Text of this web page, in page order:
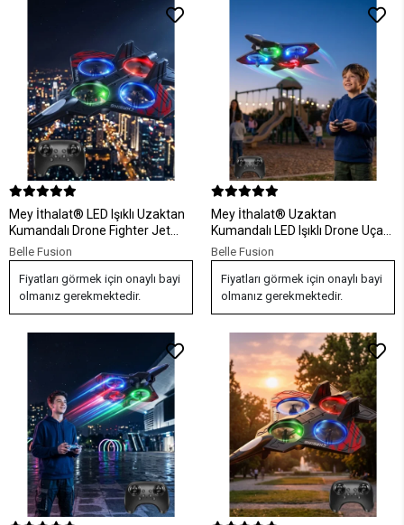
Mey İthalat® LED Işıklı Uzaktan
Kumandalı Drone Fighter Jet
Tasarımlı 360 Derece Dönebilen
Oyuncak Uçak
Belle Fusion
Fiyatları görmek için onaylı bayi
olmanız gerekmektedir.
Mey İthalat® Uzaktan
Kumandalı LED Işıklı Drone Uçak
360 Derece Dönüş Özellikli
Oyuncak Drone
Belle Fusion
Fiyatları görmek için onaylı bayi
olmanız gerekmektedir.